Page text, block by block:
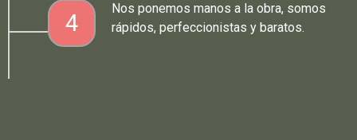
4
Nos ponemos manos a la obra, somos
rápidos, perfeccionistas y baratos.